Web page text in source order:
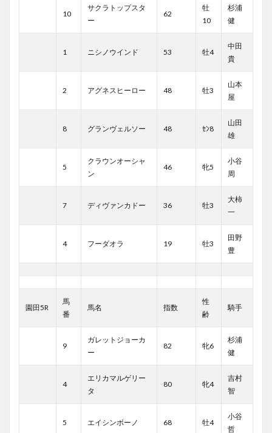
10
サクラトップスタ
ー
62
牡
10
杉浦
健
1 ニシノウインド 53 牡4
中田
貴
2 アグネスヒーロー 48 牡3
山本
屋
8 グランヴェルソー 48 ｾﾝ8
山田
雄
5
クラウンオーシャ
ン
46 牝5
小谷
周
7 ディヴァンカドー 36 牡3
大柿
一
4 フーダオラ 19 牡3
田野
豊
園田5R
馬
番
馬名 指数
性
齢
騎手
9
ガレットジョーカ
ー
82 牝6
杉浦
健
4
エリカマルゲリー
タ
80 牝4
吉村
智
5 エイシンボーノ 68 牡4
小谷
哲